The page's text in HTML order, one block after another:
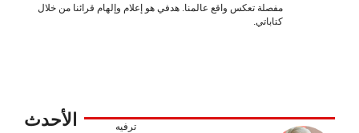
مفصلة تعكس واقع عالمنا. هدفي هو إعلام وإلهام قرائنا من خلال
كتاباتي.
الأحدث ترفيه